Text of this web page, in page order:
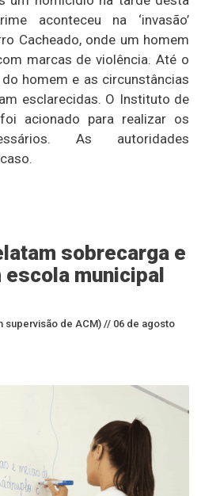
aconteceu na ‘invasão’
Cacheado, onde um homem
marcas de violência. Até o
homem e as circunstâncias
esclarecidas. O Instituto de
acionado para realizar os
As autoridades
sobrecarga e
municipal
supervisão de ACM) // 06 de agosto